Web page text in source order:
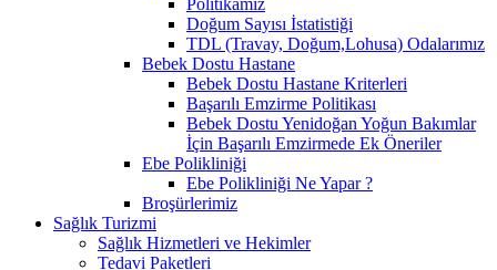
Doğum Sayısı İstatistiği
TDL (Travay, Doğum,Lohusa) Odalarımız
Bebek Dostu Hastane
Bebek Dostu Hastane Kriterleri
Başarılı Emzirme Politikası
Bebek Dostu Yenidoğan Yoğun Bakımlar
İçin Başarılı Emzirmede Ek Öneriler
Ebe Polikliniği
Ebe Polikliniği Ne Yapar ?
Broşürlerimiz
Sağlık Turizmi
Sağlık Hizmetleri ve Hekimler
Tedavi Paketleri